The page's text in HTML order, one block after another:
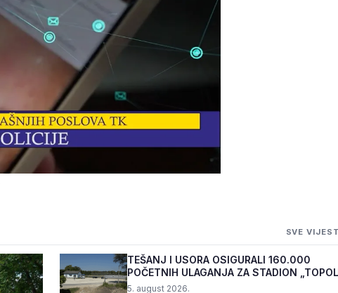
UHAPŠEN
OD 40.000 KM
SVE
TEŠANJ I USORA OSIGURALI 160.000
POČETNIH ULAGANJA ZA STADION
5. august 2026.